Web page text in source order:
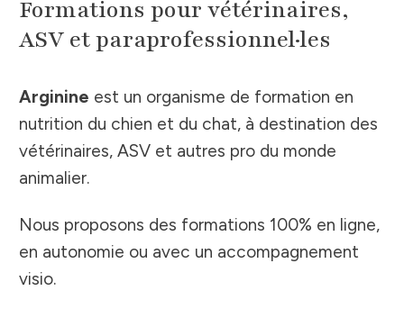
Formations pour vétérinaires,
ASV et paraprofessionnel·les
Arginine est un organisme de formation en
nutrition du chien et du chat, à destination des
vétérinaires, ASV et autres pro du monde
animalier.
Nous proposons des formations 100% en ligne,
en autonomie ou avec un accompagnement
visio.